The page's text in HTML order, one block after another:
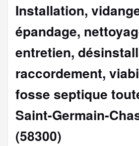
Installation,
épandage,
entretien,
raccordement,
fosse septique
Saint-Germain-
(58300)